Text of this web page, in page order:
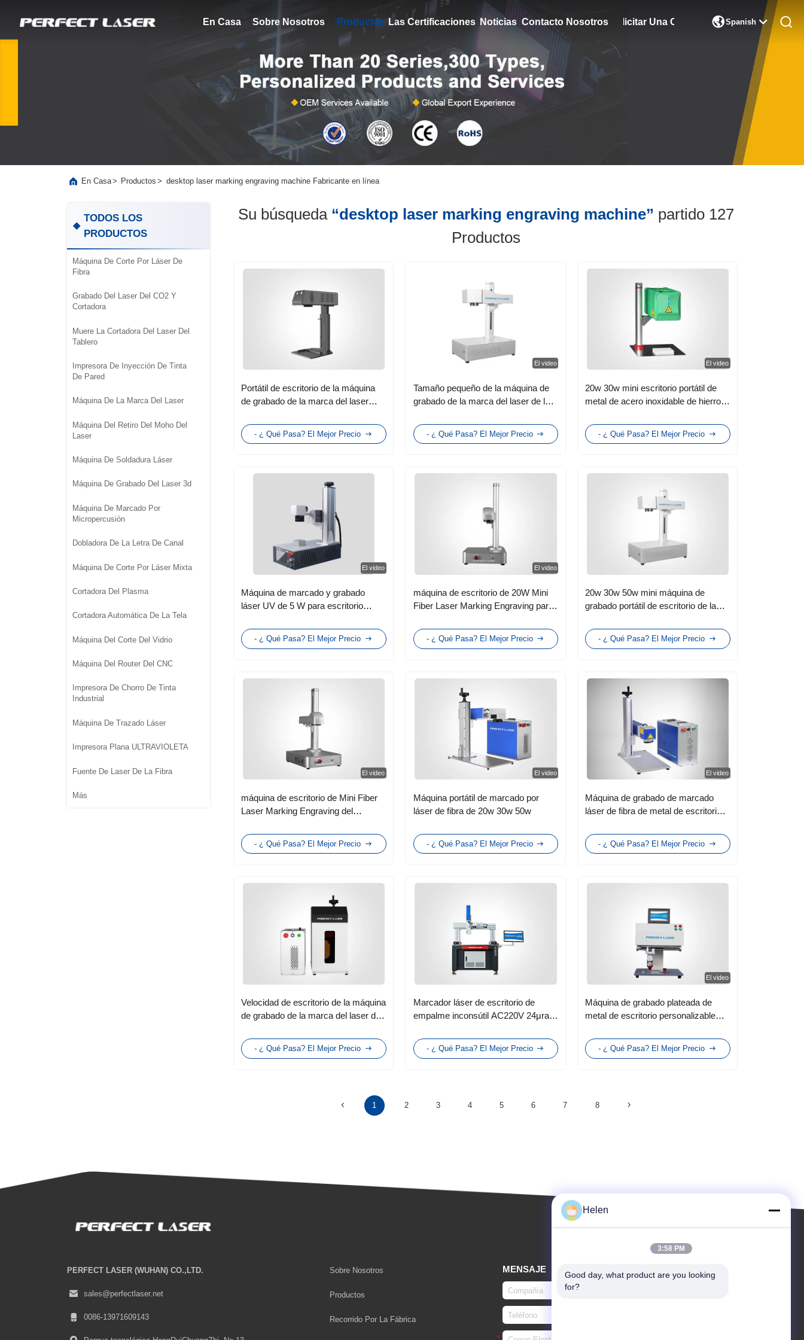
En Casa Sobre Nosotros Productos Las Certificaciones Noticias Contacto Nosotros Solicitar Una Cita Spanish 
En Casa> Productos > desktop laser marking engraving machine Fabricante en línea
TODOS LOS
PRODUCTOS
Máquina De Corte Por Láser De
Fibra
Grabado Del Laser Del CO2 Y
Cortadora
Muere La Cortadora Del Laser Del
Tablero
Impresora De Inyección De Tinta
De Pared
Máquina De La Marca Del Laser
Máquina Del Retiro Del Moho Del
Laser
Máquina De Soldadura Láser
Máquina De Grabado Del Laser 3d
Máquina De Marcado Por
Micropercusión
Dobladora De La Letra De Canal
Máquina De Corte Por Láser Mixta
Cortadora Del Plasma
Cortadora Automática De La Tela
Máquina Del Corte Del Vidrio
Máquina Del Router Del CNC
Impresora De Chorro De Tinta
Industrial
Máquina De Trazado Láser
Impresora Plana ULTRAVIOLETA
Fuente De Laser De La Fibra
Más
Su búsqueda “desktop laser marking engraving machine” partido 127
Productos
Portátil de escritorio de la máquina
de grabado de la marca del laser
metálico
- ¿ Qué Pasa? El Mejor Precio
El video
Tamaño pequeño de la máquina de
grabado de la marca del laser de la
110x110m m mini
- ¿ Qué Pasa? El Mejor Precio
El video
20w 30w mini escritorio portátil de
metal de acero inoxidable de hierro
grabado con láser de marcado
- ¿ Qué Pasa? El Mejor Precio
El video
Máquina de marcado y grabado
láser UV de 5 W para escritorio
acrílico
- ¿ Qué Pasa? El Mejor Precio
El video
máquina de escritorio de 20W Mini
Fiber Laser Marking Engraving para
- ¿ Qué Pasa? El Mejor Precio
20w 30w 50w mini máquina de
grabado portátil de escritorio de la
metal
- ¿ Qué Pasa? El Mejor Precio
El video
máquina de escritorio de Mini Fiber
Laser Marking Engraving del
- ¿ Qué Pasa? El Mejor Precio
El video
Máquina portátil de marcado por
láser de fibra de 20w 30w 50w
- ¿ Qué Pasa? El Mejor Precio
El video
Máquina de grabado de marcado
láser de fibra de metal de escritorio
- ¿ Qué Pasa? El Mejor Precio
Velocidad de escritorio de la máquina
de grabado de la marca del laser de
- ¿ Qué Pasa? El Mejor Precio
Marcador láser de escritorio de
empalme inconsútil AC220V 24μrad
- ¿ Qué Pasa? El Mejor Precio
El video
Máquina de grabado plateada de
metal de escritorio personalizable
- ¿ Qué Pasa? El Mejor Precio
1 2 3 4 5 6 7 8
PERFECT LASER (WUHAN) CO.,LTD.
sales@perfectlaser.net
0086-13971609143
Sobre Nosotros
Productos
Recorrido Por La Fábrica
MENSAJE
Helen
3:58 PM
Good day, what product are you looking
for?